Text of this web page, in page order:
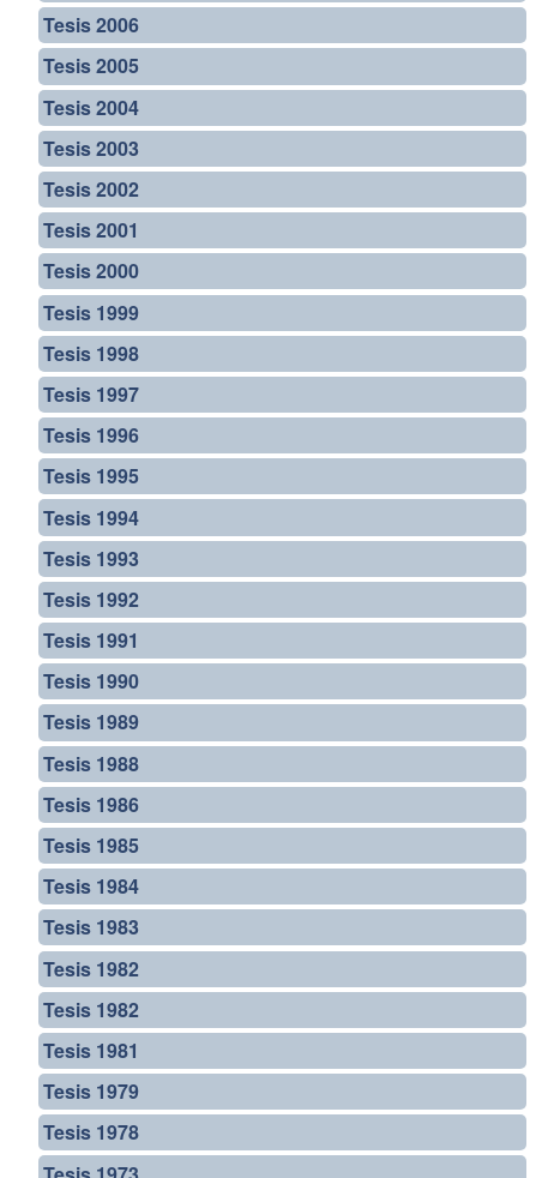
Tesis 2006
Tesis 2005
Tesis 2004
Tesis 2003
Tesis 2002
Tesis 2001
Tesis 2000
Tesis 1999
Tesis 1998
Tesis 1997
Tesis 1996
Tesis 1995
Tesis 1994
Tesis 1993
Tesis 1992
Tesis 1991
Tesis 1990
Tesis 1989
Tesis 1988
Tesis 1986
Tesis 1985
Tesis 1984
Tesis 1983
Tesis 1982
Tesis 1982
Tesis 1981
Tesis 1979
Tesis 1978